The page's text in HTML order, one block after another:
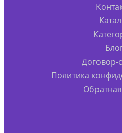
Договор-
Политика